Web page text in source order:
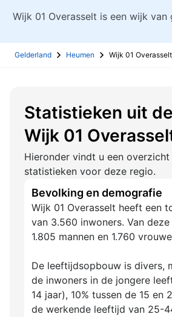
Wijk 01 Overasselt is een wijk van
Gelderland Heumen Wijk 01 Overasselt
Statistieken uit
Wijk 01
Hieronder vindt u een overzicht
statistieken voor deze regio.
Bevolking en demografie
Wijk 01 Overasselt heeft een
van 3.560 inwoners. Van
1.805 mannen en 1.760
De leeftijdsopbouw is divers,
de inwoners in de jongere
14 jaar), 10% tussen de 15 en
de werkende leeftijd van 25-